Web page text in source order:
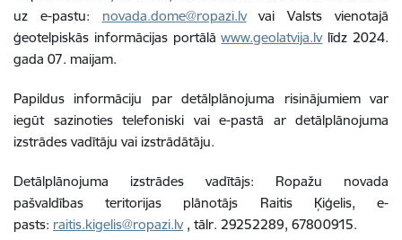
uz e-pastu:
novada.dome@ropazi.lv
vai Valsts vienotajā
ģeotelpiskās informācijas portālā www.geolatvija.lv līdz 2024.
gada 07. maijam.
Papildus informāciju par detālplānojuma risinājumiem var
iegūt sazinoties telefoniski vai e-pastā ar detālplānojuma
izstrādes vadītāju vai izstrādātāju.
Detālplānojuma izstrādes vadītājs: Ropažu novada
pašvaldības teritorijas plānotājs Raitis Ķiģelis, e-
pasts: raitis.kigelis@ropazi.lv, tālr. 29252289, 67800915.